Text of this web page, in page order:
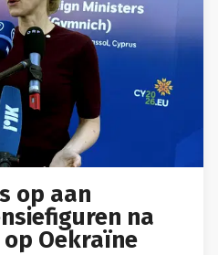
op aan
na
Oekraïne